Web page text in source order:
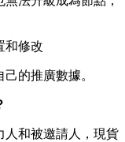
和修改
的推廣數據。
人和被邀請人，現貨